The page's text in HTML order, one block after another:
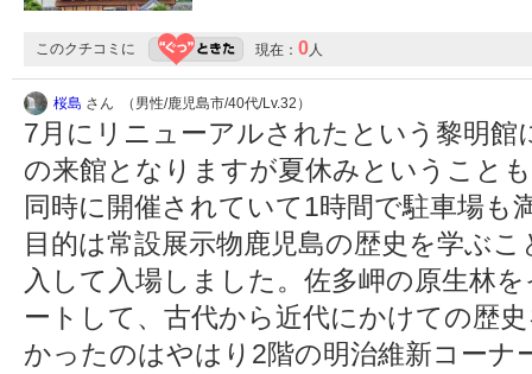
このクチコミに 現在： 0人
桜島 さん （男性/鹿児島市/40代/Lv.32）
7月にリニューアルされたという黎明
の来館となりますが夏休みということ
同時に開催されていて1時間で駐車場も
目的は常設展示物鹿児島の歴史を学ぶ
入して入場しました。佐多岬の原生林
ートして、古代から近代にかけての歴
かったのはやはり2階の明治維新コー